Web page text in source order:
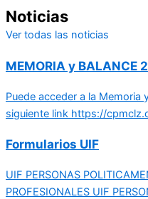
Noticias
Ver todas las noticias
MEMORIA y BALANCE
Puede acceder a la
siguiente link https://
Formularios UIF
UIF PERSONAS
PROFESIONALES UIF